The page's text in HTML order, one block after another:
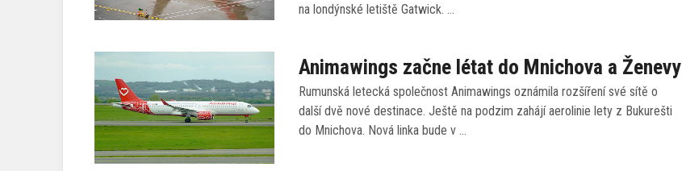
na londýnské letiště Gatwick. …
Animawings začne létat do Mnichova a Ženevy
Rumunská letecká společnost Animawings oznámila rozšíření své sítě o
další dvě nové destinace. Ještě na podzim zahájí aerolinie lety z Bukurešti
do Mnichova. Nová linka bude v …